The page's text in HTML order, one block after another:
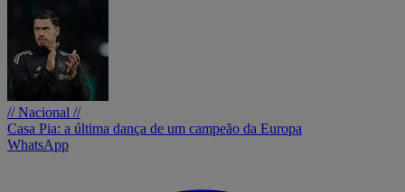
// Nacional //
Casa Pia: a última dança de um campeão da Europa
WhatsApp